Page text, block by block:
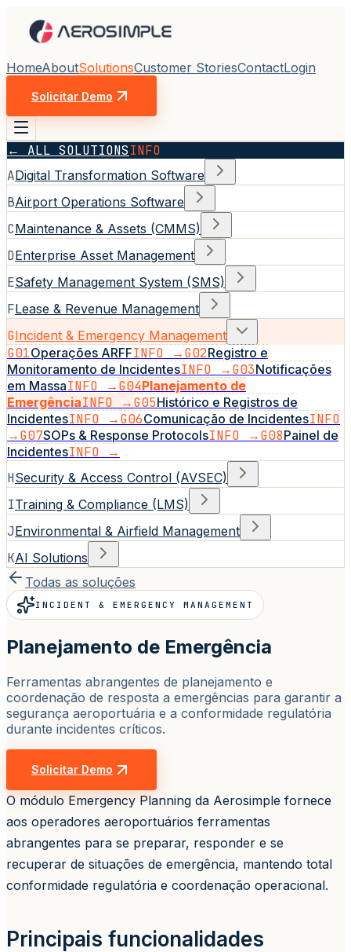
HomeAboutSolutionsCustomer StoriesContactLogin
Solicitar Demo
← ALL SOLUTIONSINFO
ADigital Transformation Software
BAirport Operations Software
CMaintenance & Assets (CMMS)
DEnterprise Asset Management
ESafety Management System (SMS)
FLease & Revenue Management
GIncident & Emergency Management
G01Operações ARFFINFO →G02Registro e
Monitoramento de IncidentesINFO →G03Notificações
em MassaINFO →G04Planejamento de
EmergênciaINFO →G05Histórico e Registros de
IncidentesINFO →G06Comunicação de IncidentesINFO
→G07SOPs & Response ProtocolsINFO →G08Painel de
IncidentesINFO →
HSecurity & Access Control (AVSEC)
ITraining & Compliance (LMS)
JEnvironmental & Airfield Management
KAI Solutions
Todas as soluções
INCIDENT & EMERGENCY MANAGEMENT
Planejamento de Emergência
Ferramentas abrangentes de planejamento e
coordenação de resposta a emergências para garantir a
segurança aeroportuária e a conformidade regulatória
durante incidentes críticos.
Solicitar Demo
O módulo Emergency Planning da Aerosimple fornece
aos operadores aeroportuários ferramentas
abrangentes para se preparar, responder e se
recuperar de situações de emergência, mantendo total
conformidade regulatória e coordenação operacional.
Principais funcionalidades